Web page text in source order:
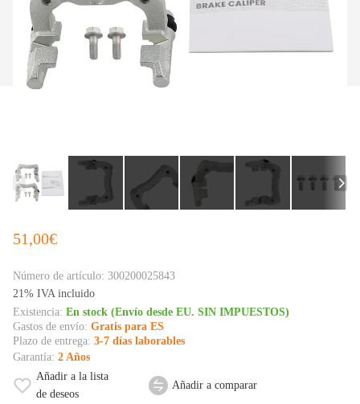
51,00€
Número de artículo: 300200025843
21% IVA incluido
Existencia: En stock (Envío desde EU. SIN IMPUESTOS)
Gastos de envío: Gratis para ES
Plazo de entrega: 3-7 días laborables
Garantía: 2 Años
Añadir a la lista
de deseos
Añadir a comparar